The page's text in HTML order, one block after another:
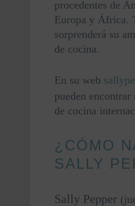
procedentes de
Europa y África.
sorprenderá su
de cocina.
En su web
pueden encontrar
de cocina
¿CÓMO
SALLY
Sally Pepper